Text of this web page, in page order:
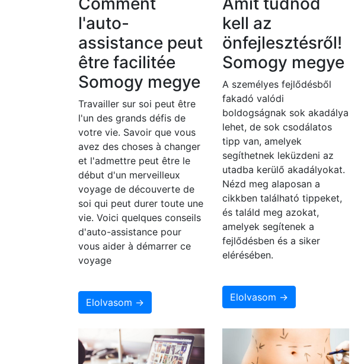
l'auto-
assistance peut
être facilitée
Somogy megye
Travailler sur soi peut être
l'un des grands défis de
votre vie. Savoir que vous
avez des choses à changer
et l'admettre peut être le
début d'un merveilleux
voyage de découverte de
soi qui peut durer toute une
vie. Voici quelques conseils
d'auto-assistance pour
vous aider à démarrer ce
voyage
Elolvasom →
kell az
önfejlesztésről!
Somogy megye
A személyes fejlődésből
fakadó valódi
boldogságnak sok akadálya
lehet, de sok csodálatos
tipp van, amelyek
segíthetnek leküzdeni az
utadba kerülő akadályokat.
Nézd meg alaposan a
cikkben található tippeket,
és találd meg azokat,
amelyek segítenek a
fejlődésben és a siker
elérésében.
Elolvasom →